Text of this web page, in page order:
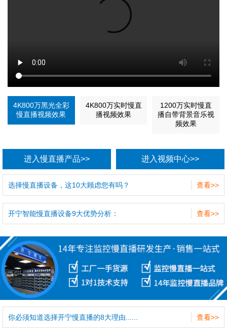
4K800万黑光全彩
慢直播视频效果
4K800万实时慢直
播视频效果
1200万实时慢直
播自带背景音乐视
频效果
进入慢直播产品>> 进入视频中心>>
查看>>
选择慢直播设备，这10大顾虑您有吗？
查看>>
开宁智能慢直播设备9大优势分析：
查看>>
你必须知道选择开宁慢直播的8大理由......